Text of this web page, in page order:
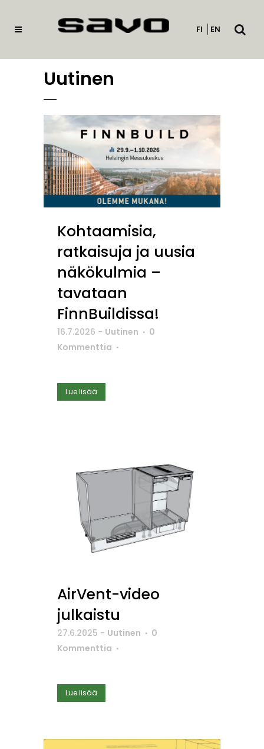
FI EN
Avaa
Uutinen
Kohtaamisia,
ratkaisuja ja uusia
näkökulmia –
tavataan
FinnBuildissa!
16.7.2026 - Uutinen
0
Kommenttia
Lue lisää
AirVent-video
julkaistu
27.6.2025 - Uutinen
0
Kommenttia
Lue lisää